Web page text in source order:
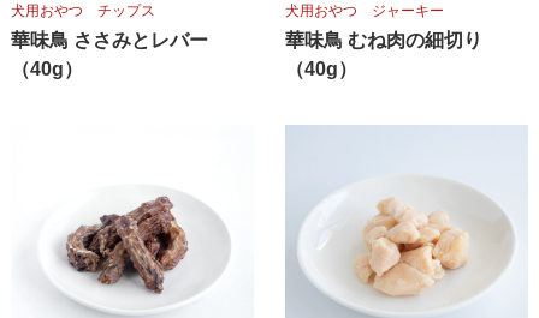
犬用おやつ チップス
華味鳥 ささみとレバー
（40g）
犬用おやつ ジャーキー
華味鳥 むね肉の細切り
（40g）